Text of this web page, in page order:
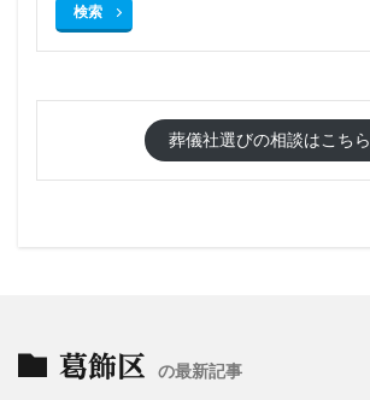
検索
葬儀社選びの相談はこちら
葛飾区 の最新記事